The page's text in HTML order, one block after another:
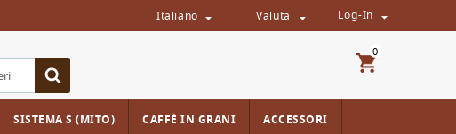
Italiano  Valuta  Log-In 
0
SISTEMA S (MITO) CAFFÈ IN GRANI ACCESSORI